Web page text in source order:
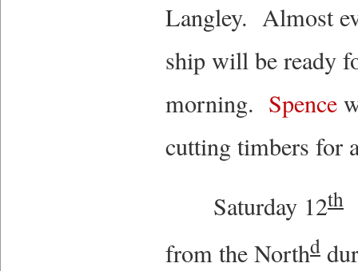
Langley. Almost
ship will be ready
morning. Spence
cutting timbers for
Saturday 12th
from the Northd